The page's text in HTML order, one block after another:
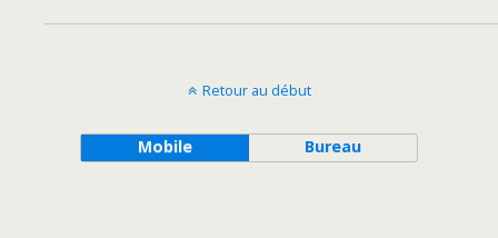
Retour au début
Mobile Bureau